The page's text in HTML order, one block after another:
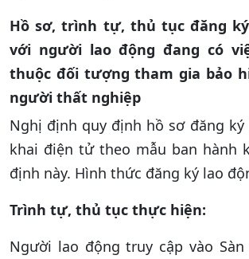
Hồ sơ, trình tự, thủ tục đăng
với người lao động đang có
thuộc đối tượng tham gia bảo
người thất nghiệp
Nghị định quy định hồ sơ đăng
khai điện tử theo mẫu ban hành
định này. Hình thức đăng ký lao
Trình tự, thủ tục thực hiện:
Người lao động truy cập vào